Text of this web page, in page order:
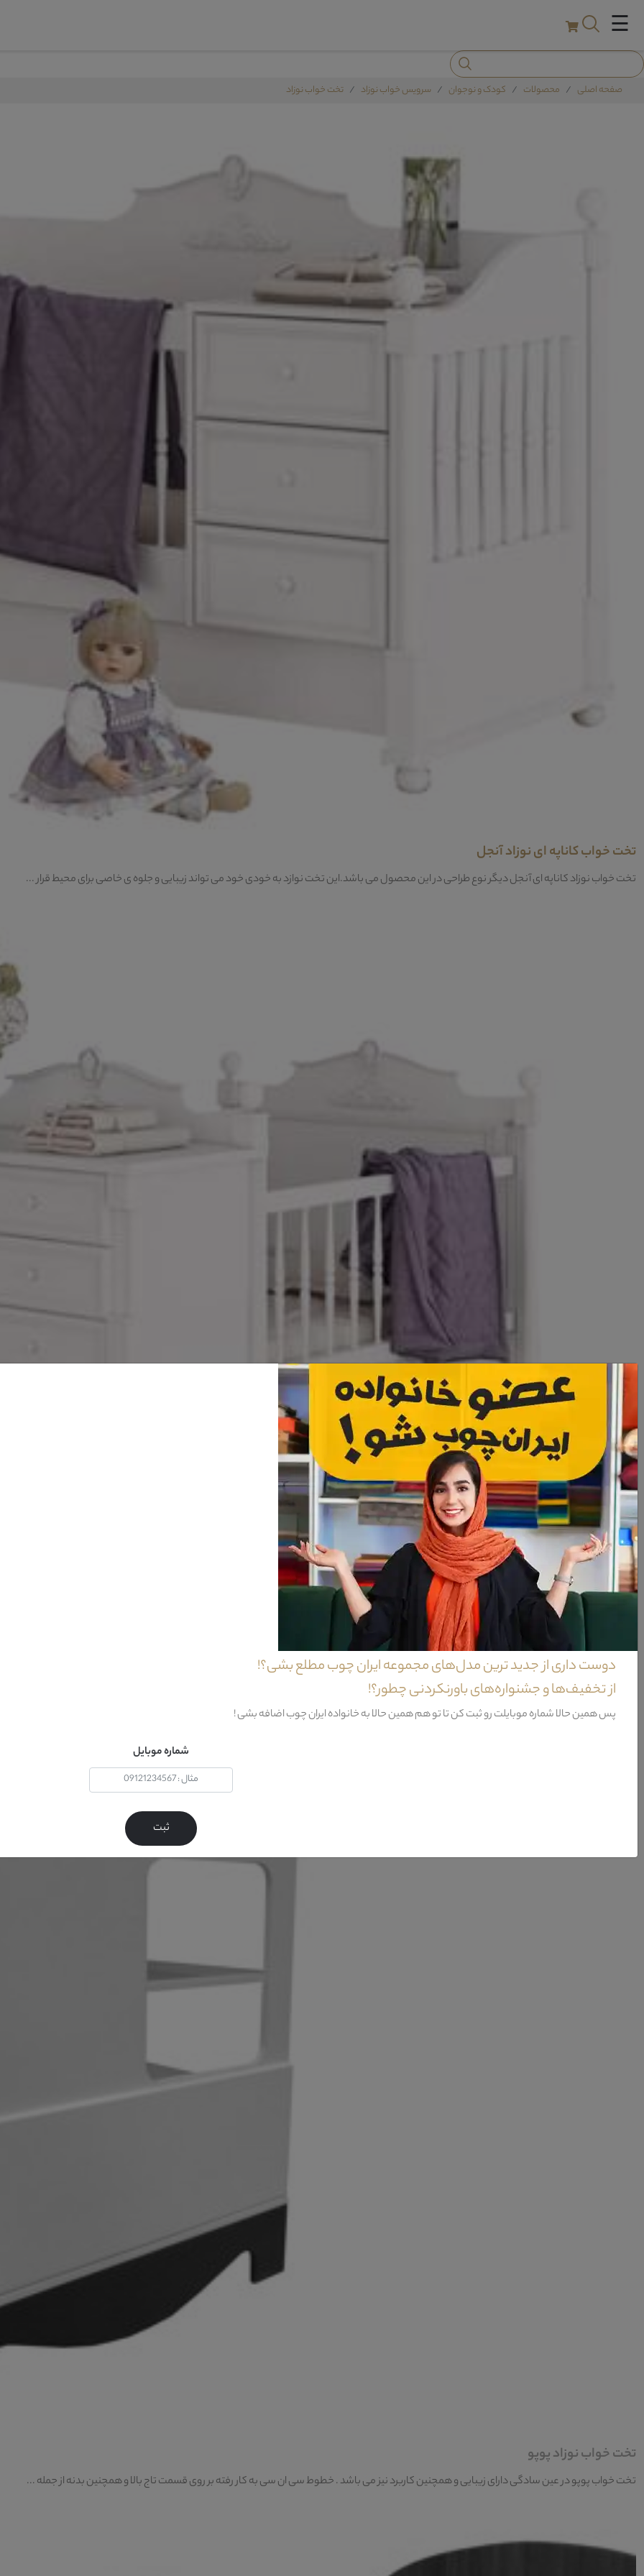
☰
صفحه اصلی محصولات کودک و نوجوان سرویس خواب نوزاد تخت خواب نوزاد
تخت خواب کاناپه ای نوزاد آنجل
تخت خواب نوزاد کاناپه ای آنجل دیگر نوع طراحی در این محصول می باشد.این تخت نوازد به خودی خود می تواند زیبایی و جلوه ی خاصی برای محیط قرار ...
تخت خواب نوزاد نوجوان آنجل
تخت نوزاد نوجوان سرویس خواب آنجل می تواند در طول سالیان بسیار با توجه به طراحی فانتزی خود و البته کیفیت بسیار بالای آن همراه کودک شما ...
تخت خواب نوزاد پوپو
تخت خواب پوپو در عین سادگی دارای زیبایی و همچنین کاربرد نیز می باشد . خطوط سی ان سی به کار رفته بر روی قسمت تاج بالا و همچنین بدنه از جمله ...
دوست داری از جدید ترین مدل‌های مجموعه ایران چوب مطلع بشی؟!
از تخفیف‌ها و جشنواره‌های باورنکردنی چطور؟!
پس همین حالا شماره موبایلت رو ثبت کن تا تو هم همین حالا به خانواده ایران چوب اضافه بشی !
شماره موبایل
ثبت